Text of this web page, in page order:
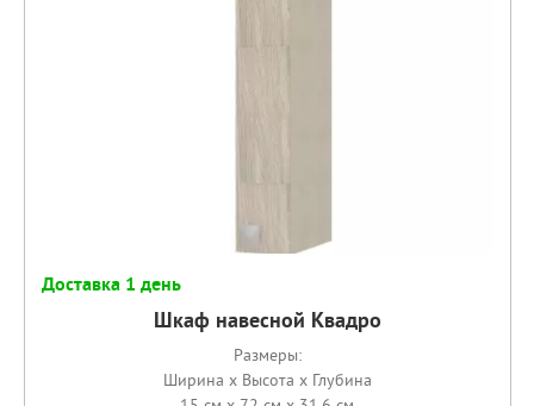
Доставка 1 день
Шкаф навесной Квадро
Размеры:
Ширина x Высота x Глубина